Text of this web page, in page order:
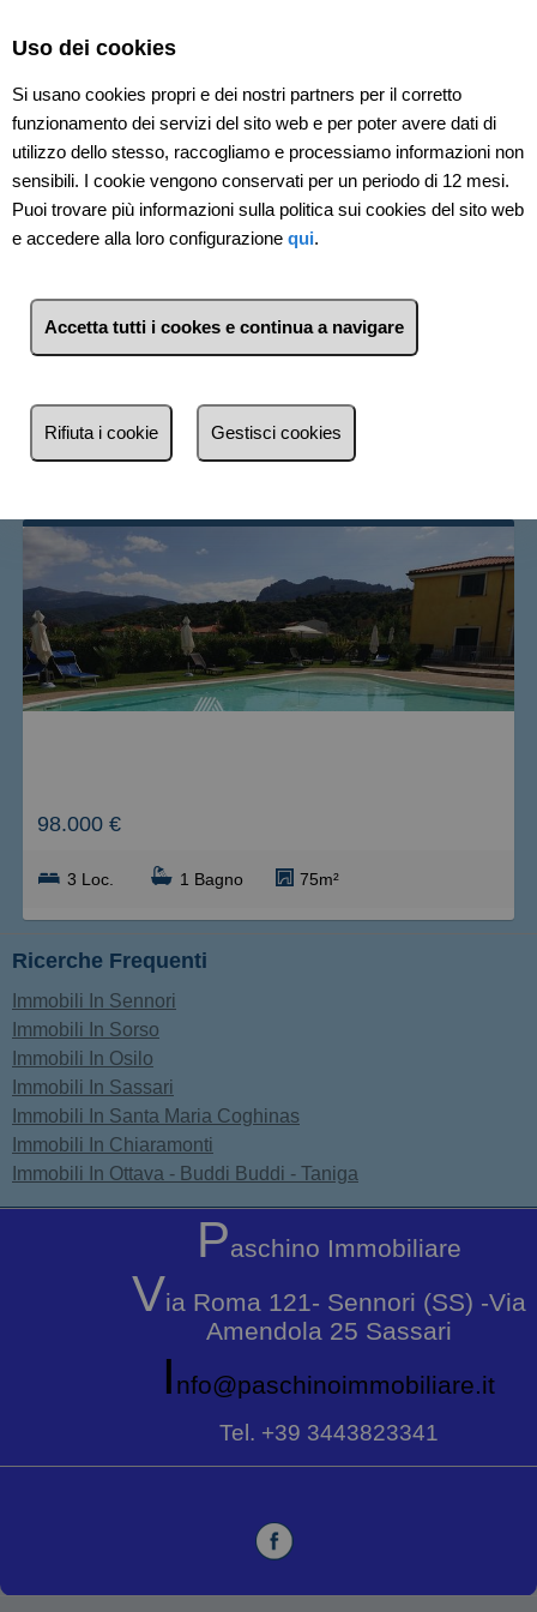
1 Immobili Santa Maria Coghinas
(Sassari)
Più recente
Meno recente
Economici
più cari
più piccoli
98.000 €
3 Loc. 1 Bagno 75m²
Ricerche Frequenti
Immobili In Sennori
Immobili In Sorso
Immobili In Osilo
Immobili In Sassari
Immobili In Santa Maria Coghinas
Immobili In Chiaramonti
Immobili In Ottava - Buddi Buddi - Taniga
Paschino Immobiliare
Via Roma 121- Sennori (SS) -Via
Amendola 25 Sassari
i nfo@paschinoimmobiliare.it
Tel. +39 3443823341
Uso dei cookies
Si usano cookies propri e dei nostri partners per il corretto
funzionamento dei servizi del sito web e per poter avere dati di
utilizzo dello stesso, raccogliamo e processiamo informazioni non
sensibili. I cookie vengono conservati per un periodo di 12 mesi.
Puoi trovare più informazioni sulla politica sui cookies del sito web
e accedere alla loro configurazione qui.
Accetta tutti i cookes e continua a navigare
Rifiuta i cookie Gestisci cookies